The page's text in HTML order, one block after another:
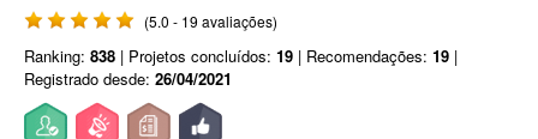
(5.0 - 19 avaliações)
Ranking: 838 | Projetos concluídos: 19 | Recomendações: 19 |
Registrado desde: 26/04/2021